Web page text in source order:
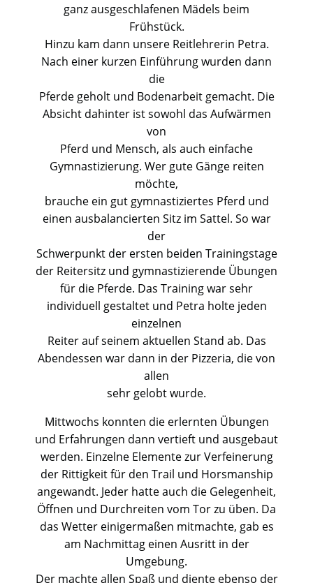
ganz ausgeschlafenen Mädels beim
Frühstück.
Hinzu kam dann unsere Reitlehrerin Petra.
Nach einer kurzen Einführung wurden dann
die
Pferde geholt und Bodenarbeit gemacht. Die
Absicht dahinter ist sowohl das Aufwärmen
von
Pferd und Mensch, als auch einfache
Gymnastizierung. Wer gute Gänge reiten
möchte,
brauche ein gut gymnastiziertes Pferd und
einen ausbalancierten Sitz im Sattel. So war
der
Schwerpunkt der ersten beiden Trainingstage
der Reitersitz und gymnastizierende Übungen
für die Pferde. Das Training war sehr
individuell gestaltet und Petra holte jeden
einzelnen
Reiter auf seinem aktuellen Stand ab. Das
Abendessen war dann in der Pizzeria, die von
allen
sehr gelobt wurde.
Mittwochs konnten die erlernten Übungen
und Erfahrungen dann vertieft und ausgebaut
werden. Einzelne Elemente zur Verfeinerung
der Rittigkeit für den Trail und Horsmanship
angewandt. Jeder hatte auch die Gelegenheit,
Öffnen und Durchreiten vom Tor zu üben. Da
das Wetter einigermaßen mitmachte, gab es
am Nachmittag einen Ausritt in der
Umgebung.
Der machte allen Spaß und diente ebenso der